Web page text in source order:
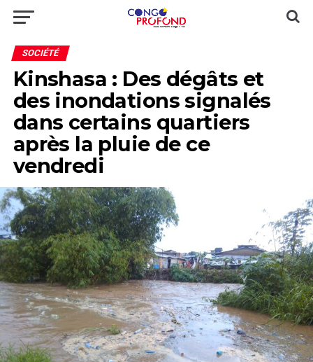
SOCIÉTÉ
Kinshasa : Des dégâts et
des inondations signalés
dans certains quartiers
après la pluie de ce
vendredi